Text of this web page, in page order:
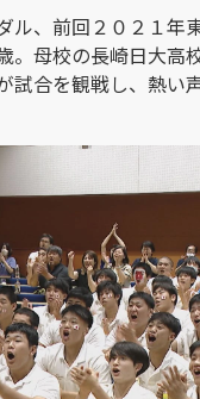
ル、前回２０２１年
。母校の長崎日大高
合を観戦し、熱い